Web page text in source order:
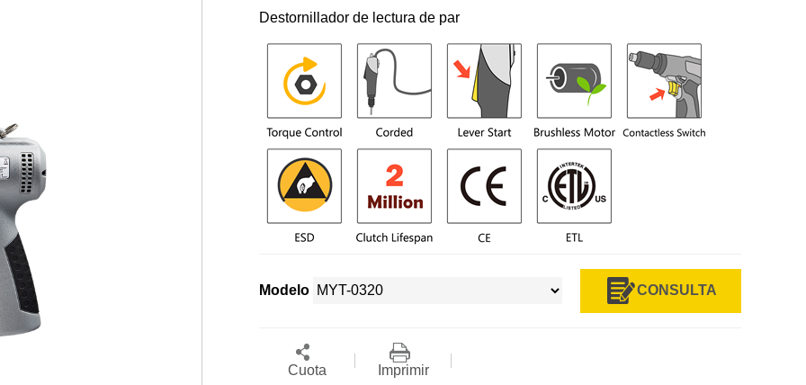
Destornillador de lectura de par
Modelo CONSULTA
Cuota Imprimir